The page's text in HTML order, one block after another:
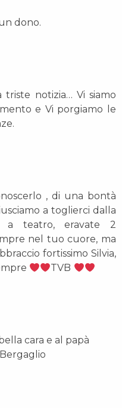
dono.
triste notizia… Vi siamo
e Vi porgiamo le
, di una bontà
a toglierci dalla
a teatro, eravate 2
nel tuo cuore, ma
fortissimo Silvia,
TVB
cara e al papà